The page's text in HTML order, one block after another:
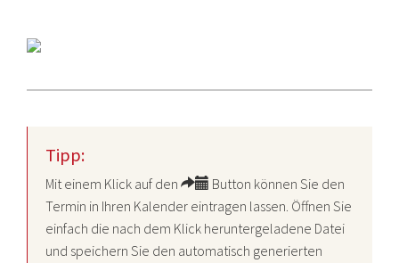
Tipp:
Mit einem Klick auf den
Button können Sie den
Termin in Ihren Kalender eintragen lassen. Öffnen Sie
einfach die nach dem Klick heruntergeladene Datei
und speichern Sie den automatisch generierten